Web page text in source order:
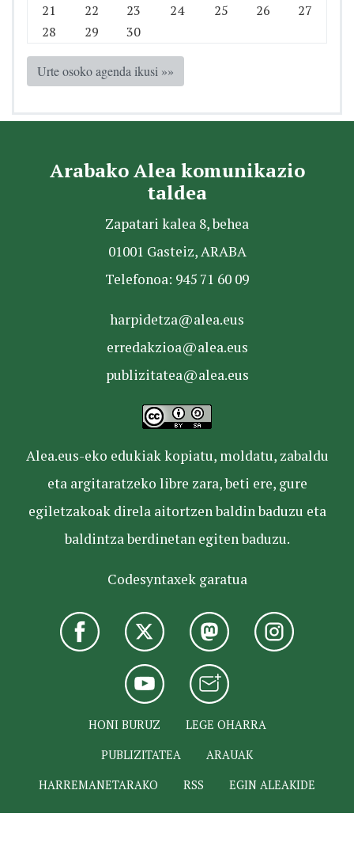
21
22 23 24 25 26
27
28
29 30
Urte osoko agenda ikusi »»
Arabako Alea komunikazio
taldea
Zapatari kalea 8, behea
01001 Gasteiz, ARABA
Telefonoa: 945 71 60 09
harpidetza@alea.eus
erredakzioa@alea.eus
publizitatea@alea.eus
Alea.eus-eko edukiak kopiatu, moldatu, zabaldu
eta argitaratzeko libre zara, beti ere, gure
egiletzakoak direla aitortzen baldin baduzu eta
baldintza berdinetan egiten baduzu.
Codesyntaxek garatua
HONI BURUZ
LEGE OHARRA
PUBLIZITATEA
ARAUAK
HARREMANETARAKO
RSS EGIN ALEAKIDE